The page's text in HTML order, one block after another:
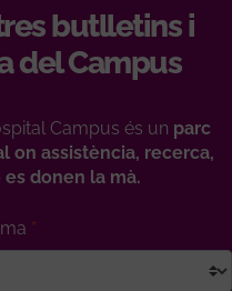
butlletins i
del Campus
Campus és un parc
on assistència, recerca,
donen la mà.